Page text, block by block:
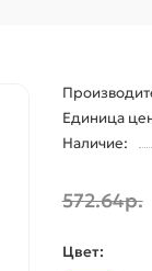
Единица
Наличие:
572.64р.
Цвет: